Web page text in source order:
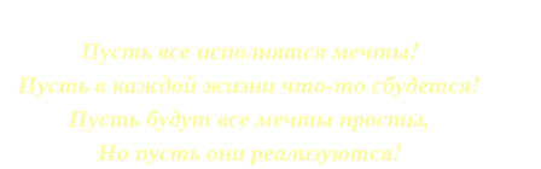
Пусть все исполнятся мечты!
Пусть в каждой жизни что-то сбудется!
Пусть будут все мечты просты,
Но пусть они реализуются!